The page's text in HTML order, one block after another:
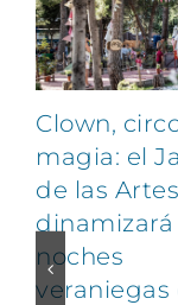
Clown,
magia: el
de las Artes
dinamizará
noches
veraniegas